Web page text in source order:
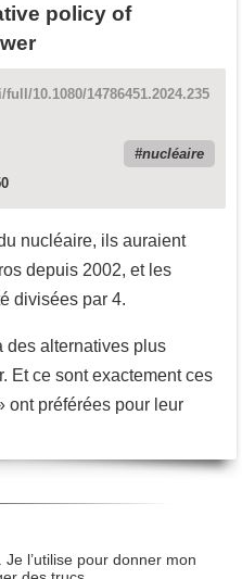
policy of
10.1080/14786451.2024.235
nucléaire
nucléaire, ils auraient
depuis 2002, et les
divisées par 4.
des alternatives plus
Et ce sont exactement ces
ont préférées pour leur
l’utilise pour donner mon